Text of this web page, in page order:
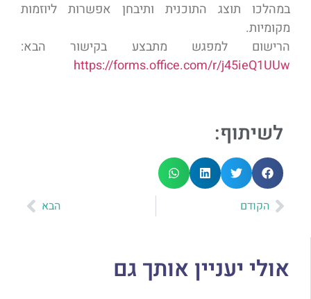
במהלכו תוצג התוכנית ותיבחן אפשרות ליוזמות
מקומיות.
הרישום למפגש מתבצע בקישור הבא:
https://forms.office.com/r/j45ieQ1UUw
לשיתוף:
הקודם הבא
אולי יעניין אותך גם